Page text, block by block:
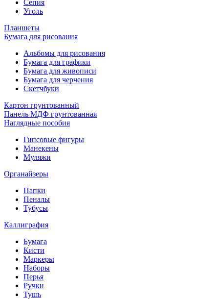
Сепия
Уголь
Планшеты
Бумага для рисования
Альбомы для рисования
Бумага для графики
Бумага для живописи
Бумага для черчения
Скетчбуки
Картон грунтованный
Панель МДФ грунтованная
Наглядные пособия
Гипсовые фигуры
Манекены
Муляжи
Органайзеры
Папки
Пеналы
Тубусы
Каллиграфия
Бумага
Кисти
Маркеры
Наборы
Перья
Ручки
Тушь